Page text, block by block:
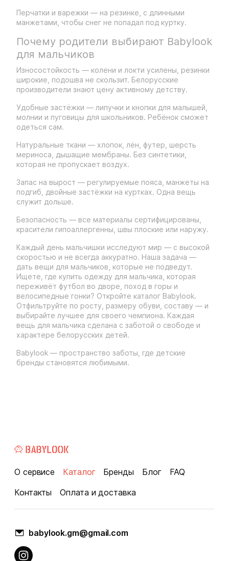
Перчатки и варежки — на резинке, с длинными
манжетами, чтобы снег не попадал под куртку.
Почему родители выбирают Babylook
для мальчиков
Износостойкость — колени и локти усилены, резинки
широкие, подошва не скользит. Белорусские
производители знают цену активному детству.
Удобные застёжки — липучки и кнопки для малышей,
молнии и пуговицы для школьников. Ребёнок сможет
одеться сам.
Натуральные ткани — хлопок, лён, футер, шерсть
мериноса, дышащие мембраны. Без синтетики,
которая не пропускает воздух.
Запас на вырост — регулируемые пояса, манжеты на
подгиб, двойные застёжки на куртках. Одна вещь
служит дольше.
Безопасность — все материалы сертифицированы,
красители гипоаллергенны, швы плоские или наружу.
Каждый день мальчишки исследуют мир — с высокой
скоростью и не всегда аккуратно. Наша задача —
дать вещи для мальчиков, которые не подведут.
Ищете, где купить одежду для мальчика, которая
переживёт футбол во дворе, поход в горы и
велосипедные гонки? Откройте каталог Babylook.
Отфильтруйте по росту, размеру обуви, составу — и
выбирайте лучшее для своего чемпиона. Каждая
вещь для мальчика сделана с заботой о свободе и
характере белорусских детей.
Babylook — пространство заботы, где детские
бренды становятся любимыми.
О сервисе Каталог Бренды Блог
FAQ
Контакты
Оплата и доставка
babylook.gm@gmail.com